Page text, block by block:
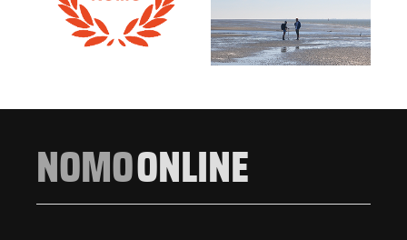
NOMOONLINE